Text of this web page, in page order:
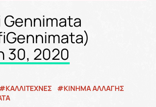
30, 2020
ΚΑΛΛΙΤΕΧΝΕΣ
ΚΙΝΗΜΑ ΑΛΛΑΓΗΣ